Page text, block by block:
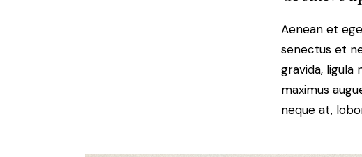
Aenean et
senectus et
gravida, ligula
maximus
neque at,